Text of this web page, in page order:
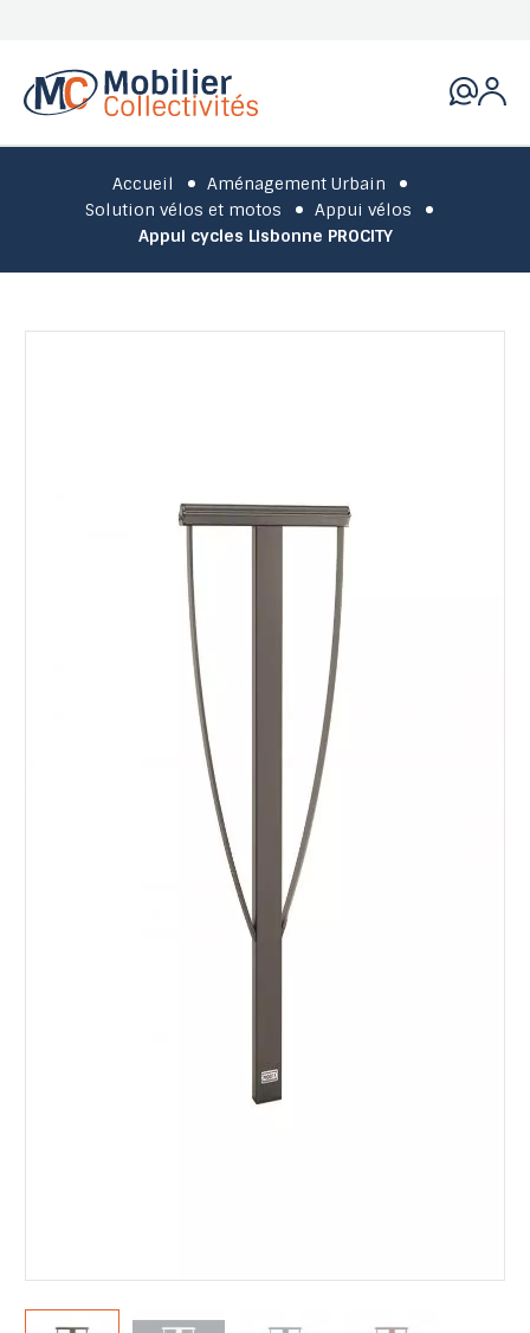
Accueil
Aménagement Urbain
Solution vélos et motos
Appui vélos
Appui cycles Lisbonne PROCITY